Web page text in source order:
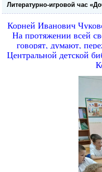
Литературно-игровой час
Корней Иванович
На протяжении всей
говорят, думают,
Центральной детской